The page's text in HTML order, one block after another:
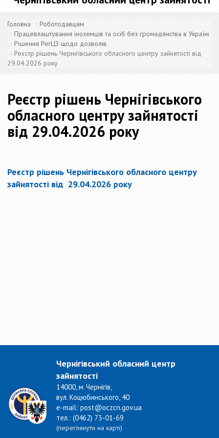
Головна
Роботодавцям
Працевлаштування іноземців та осіб без громадянства в Україні
Рішення РегЦЗ щодо дозволів
Реєстр рішень Чернігівського обласного центру зайнятості від
29.04.2026 року
Реєстр рішень Чернігівського
обласного центру зайнятості
від 29.04.2026 року
Реєстр рішень Чернігівського обласного центру
зайнятості від 29.04.2026 року
Чернігівський обласний центр
зайнятості
14000, м. Чернігів,
вул. Коцюбинського, 40
e-mail: post@oczcn.gov.ua
тел.: (0462) 73-01-69
(переглянути на карті)